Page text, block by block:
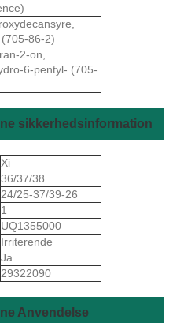
86-2)
2-on,
6-pentyl- (705-
sikkerhedsinformation
Xi
36/37/38
24/25-37/39-26
1
UQ1355000
Irriterende
Ja
29322090
Anvendelse